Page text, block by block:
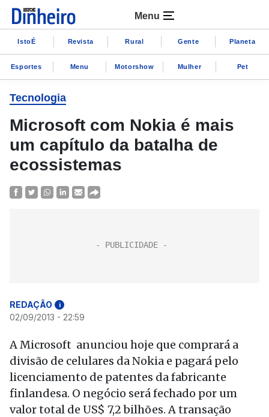
Menu
IstoÉ Revista Rural Gente Planeta
Esportes Menu Motorshow Mulher Pet
Tecnologia
Microsoft com Nokia é mais
um capítulo da batalha de
ecossistemas
REDAÇÃO i
02/09/2013 - 22:59
A Microsoft anunciou hoje que comprará a
divisão de celulares da Nokia e pagará pelo
licenciamento de patentes da fabricante
finlandesa. O negócio será fechado por um
valor total de US$ 7,2 bilhões. A transação